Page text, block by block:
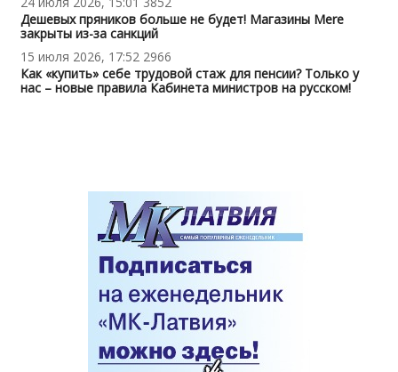
Дешевых пряников больше не будет! Магазины Mere
закрыты из-за санкций
15 июля 2026, 17:52 2966
Как «купить» себе трудовой стаж для пенсии? Только у
нас – новые правила Кабинета министров на русском!